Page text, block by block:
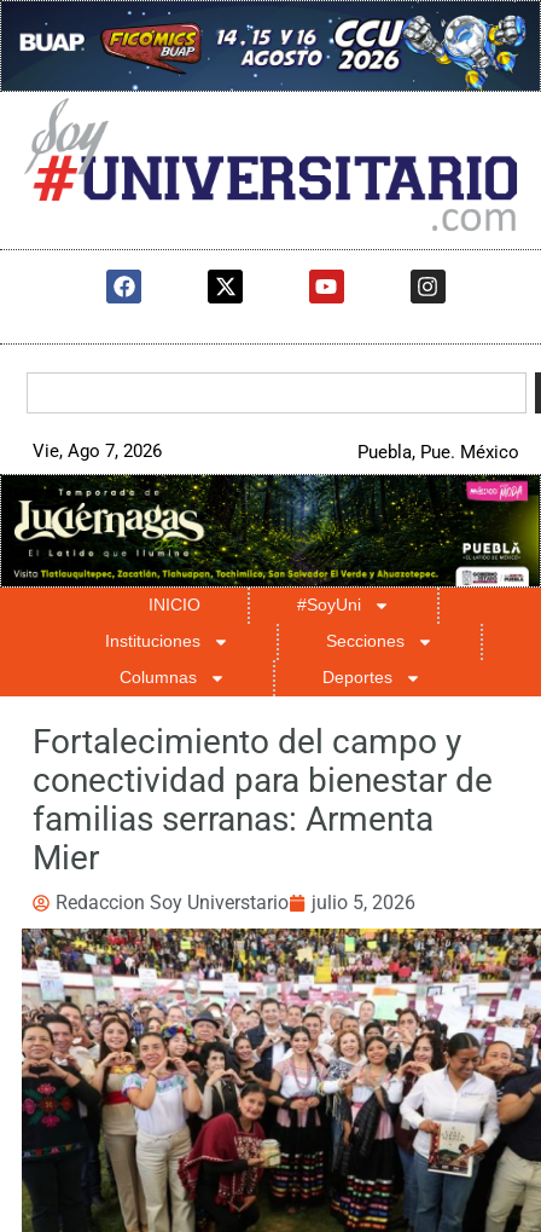
Vie, Ago 7, 2026 Puebla, Pue. México
INICIO
#SoyUni
Instituciones
Secciones
Columnas
Deportes
Fortalecimiento del campo y
conectividad para bienestar de
familias serranas: Armenta
Mier
Redaccion Soy Universtario julio 5, 2026